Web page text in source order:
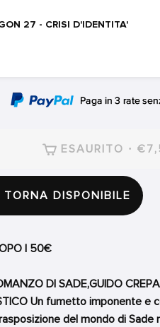
27 - CRISI D'IDENTITA'
ESAURITO ·
DISPONIBILE
I 50€
DI SADE,GUIDO
Un fumetto imponente
del mondo di Sade